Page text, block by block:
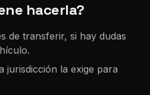
hacerla?
de transferir, si hay dudas
jurisdicción la exige para